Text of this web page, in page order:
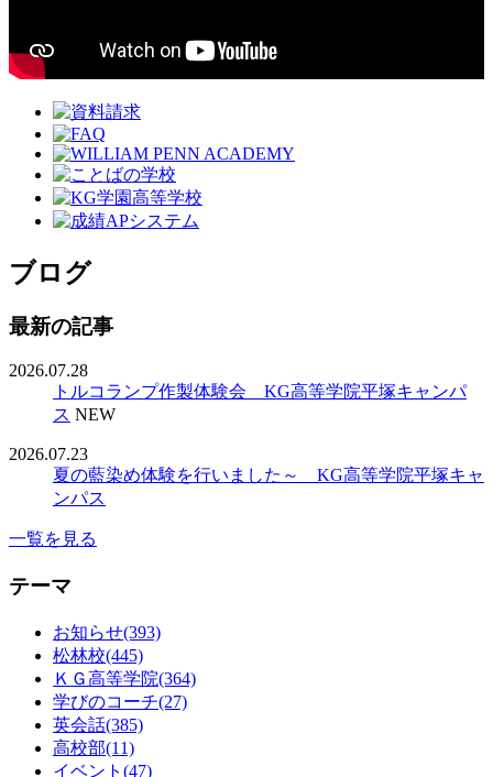
ブログ
最新の記事
2026.07.28
トルコランプ作製体験会 KG高等学院平塚キャンパ
ス NEW
2026.07.23
夏の藍染め体験を行いました～ KG高等学院平塚キャ
ンパス
一覧を見る
テーマ
お知らせ(393)
松林校(445)
ＫＧ高等学院(364)
学びのコーチ(27)
英会話(385)
高校部(11)
イベント(47)